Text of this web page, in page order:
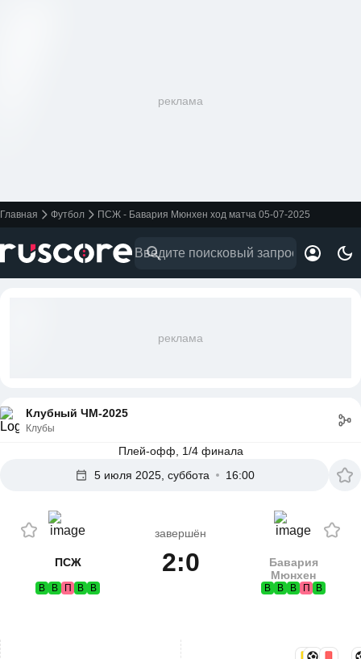
реклама
Главная Футбол ПСЖ - Бавария Мюнхен ход матча 05-07-2025
реклама
Клубный ЧМ-2025
Клубы
Плей-офф, 1/4 финала
5 июля 2025, суббота
16:00
ПСЖ
В В П В В
завершён
2:0
Бавария
Мюнхен
В В В П В